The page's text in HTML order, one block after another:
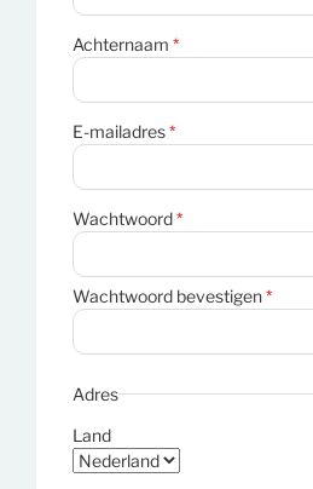
Achternaam *
E-mailadres*
Wachtwoord*
Wachtwoord bevestigen*
Adres
Land